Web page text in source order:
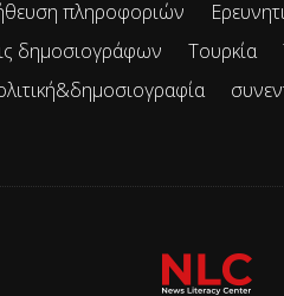
πληροφοριών
δημοσιογράφων Τουρκία